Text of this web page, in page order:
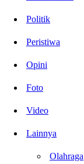
Politik
Peristiwa
Opini
Foto
Video
Lainnya
Olahraga